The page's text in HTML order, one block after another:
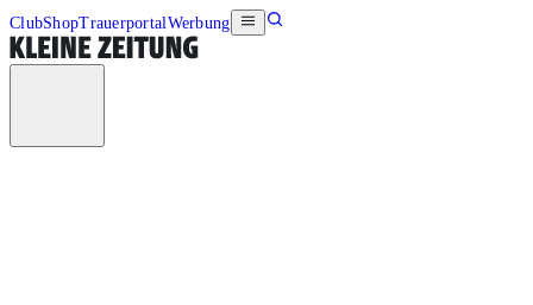
ClubShopTrauerportalWerbung